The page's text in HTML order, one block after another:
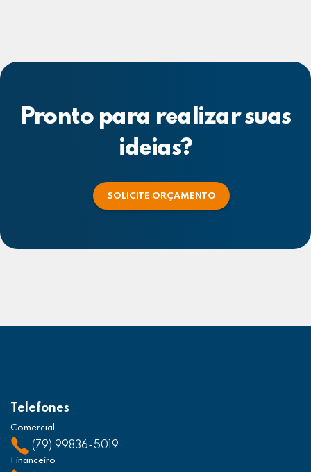
Pronto para realizar suas
ideias?
SOLICITE ORÇAMENTO
Telefones
Comercial
(79) 99836-5019
Financeiro